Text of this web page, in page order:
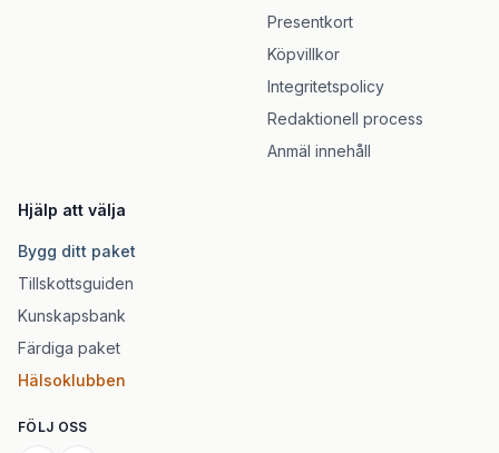
Presentkort
Köpvillkor
Integritetspolicy
Redaktionell process
Anmäl innehåll
Hjälp att välja
Bygg ditt paket
Tillskottsguiden
Kunskapsbank
Färdiga paket
Hälsoklubben
FÖLJ OSS